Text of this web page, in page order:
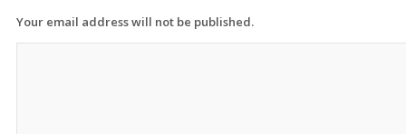
Your email address will not be published.